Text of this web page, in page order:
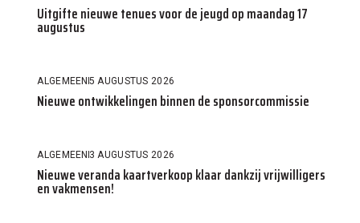
Uitgifte nieuwe tenues voor de jeugd op maandag 17
augustus
ALGEMEEN5 AUGUSTUS 2026
Nieuwe ontwikkelingen binnen de sponsorcommissie
ALGEMEEN3 AUGUSTUS 2026
Nieuwe veranda kaartverkoop klaar dankzij vrijwilligers
en vakmensen!